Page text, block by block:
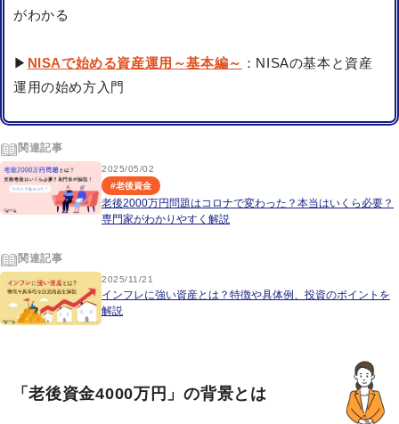
がわかる
▶ NISAで始める資産運用～基本編～ ：NISAの基本と資産
運用の始め方入門
関連記事
2025/05/02
#老後資金
老後2000万円問題はコロナで変わった？本当はいくら必要？
専門家がわかりやすく解説
関連記事
2025/11/21
インフレに強い資産とは？特徴や具体例、投資のポイントを
解説
「老後資金4000万円」の背景とは